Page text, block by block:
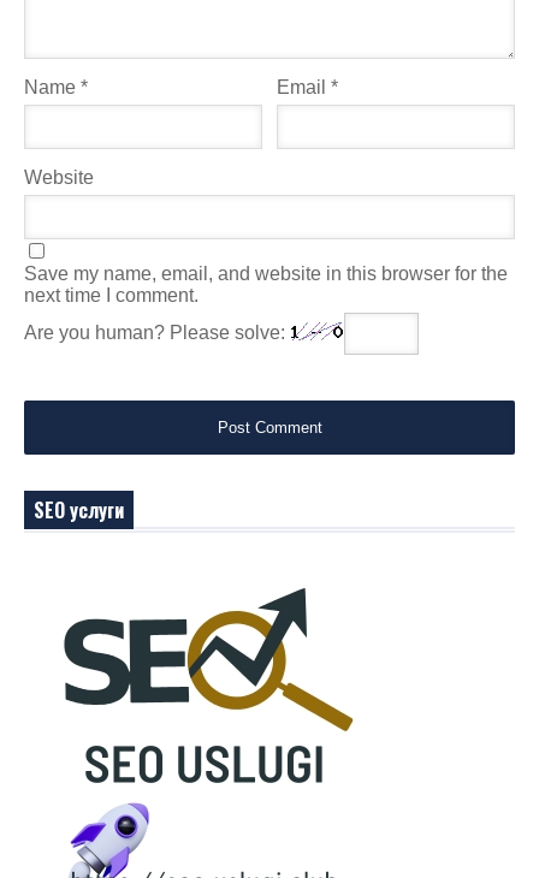
Name * Email*
Website
Save my name, email, and website in this browser for the
next time I comment.
Are you human? Please solve:
SEO услуги